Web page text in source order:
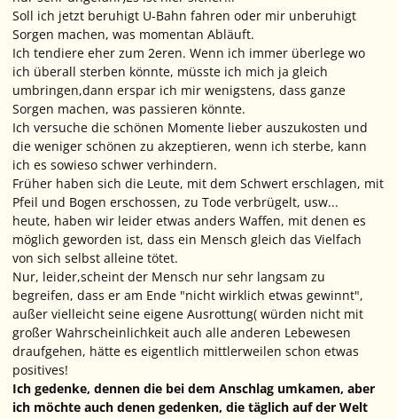
Soll ich jetzt beruhigt U-Bahn fahren oder mir unberuhigt
Sorgen machen, was momentan Abläuft.
Ich tendiere eher zum 2eren. Wenn ich immer überlege wo
ich überall sterben könnte, müsste ich mich ja gleich
umbringen,dann erspar ich mir wenigstens, dass ganze
Sorgen machen, was passieren könnte.
Ich versuche die schönen Momente lieber auszukosten und
die weniger schönen zu akzeptieren, wenn ich sterbe, kann
ich es sowieso schwer verhindern.
Früher haben sich die Leute, mit dem Schwert erschlagen, mit
Pfeil und Bogen erschossen, zu Tode verbrügelt, usw...
heute, haben wir leider etwas anders Waffen, mit denen es
möglich geworden ist, dass ein Mensch gleich das Vielfach
von sich selbst alleine tötet.
Nur, leider,scheint der Mensch nur sehr langsam zu
begreifen, dass er am Ende "nicht wirklich etwas gewinnt",
außer vielleicht seine eigene Ausrottung( würden nicht mit
großer Wahrscheinlichkeit auch alle anderen Lebewesen
draufgehen, hätte es eigentlich mittlerweilen schon etwas
positives!
Ich gedenke, dennen die bei dem Anschlag umkamen, aber
ich möchte auch denen gedenken, die täglich auf der Welt